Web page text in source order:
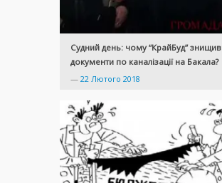
Судний день: чому “КрайБуд” знищив
документи по каналізації на Бакала?
— 22 Лютого 2018